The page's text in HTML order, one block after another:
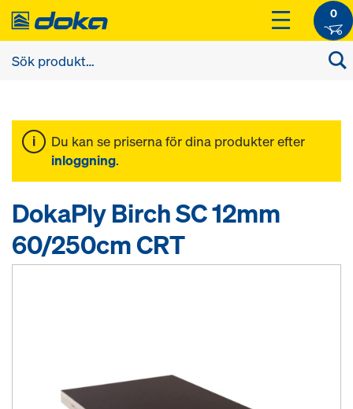
0
Du kan se priserna för dina produkter efter
inloggning.
DokaPly Birch SC 12mm
60/250cm CRT